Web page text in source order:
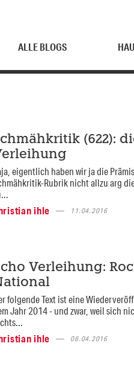
ALLE BLOGS
(622):
eigentlich haben wir ja die
Rubrik nicht allzu arg
ihle
11.04.2016
Verleihung:
folgende Text ist eine
Jahr 2014 - und zwar, weil sich
ihle
08.04.2016